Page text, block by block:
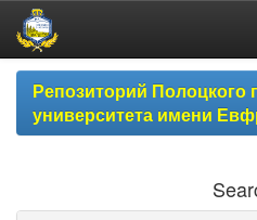
Skip
navigationРепозиторий Полоцкого
университета имени